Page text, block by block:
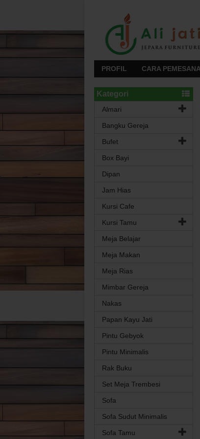
PROFIL CARA
Kategori
Almari
Bangku Gereja
Bufet
Box Bayi
Dipan
Jam Hias
Kursi Cafe
Kursi Tamu
Meja Belajar
Meja Makan
Meja Rias
Mimbar Gereja
Nakas
Papan Kayu Jati
Pintu Gebyok
Pintu Minimalis
Rak Buku
Set Meja Trembesi
Sofa
Sofa Sudut Minimalis
Sofa Tamu